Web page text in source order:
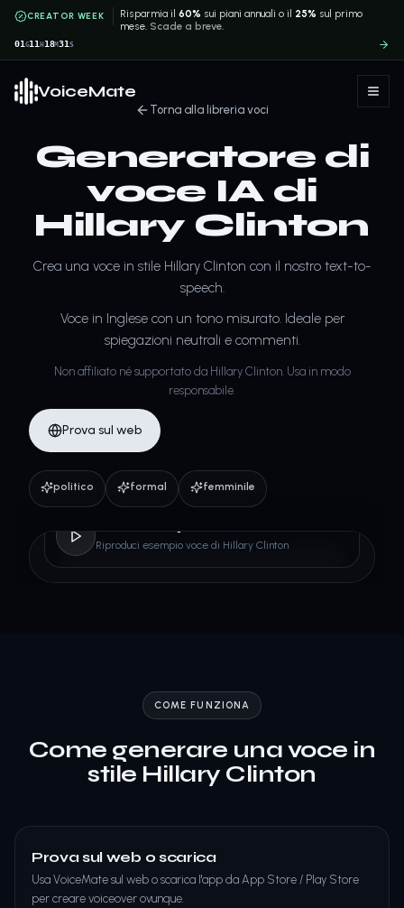
CREATOR WEEK Risparmia il60% sui piani annuali o il 25% sul primo
mese. Scade a breve.
01G11H 18M31 S
VoiceMate
Torna alla libreria voci
Generatore di
voce IA di
Hillary Clinton
Crea una voce in stile Hillary Clinton con il nostro text-to-
speech.
Voce in Inglese con un tono misurato. Ideale per
spiegazioni neutrali e commenti.
Non affiliato né supportato da Hillary Clinton. Usa in modo
responsabile.
Prova sul web
politico formal femminile
Riproduci esempio voce di Hillary Clinton
COME FUNZIONA
Come generare una voce in
stile Hillary Clinton
Prova sul web o scarica
Usa VoiceMate sul web o scarica l'app da App Store / Play Store
per creare voiceover ovunque.